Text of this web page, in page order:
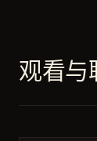
观看与